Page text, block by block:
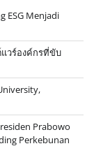
ESG Menjadi
แวร์องค์กรที่ขับ
Prabowo
Perkebunan